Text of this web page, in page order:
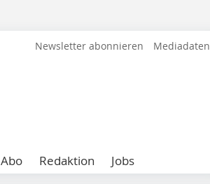
Newsletter abonnieren Mediadaten
Abo Redaktion Jobs